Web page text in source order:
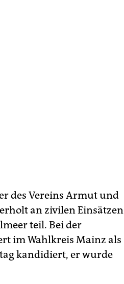
des Vereins Armut und
an zivilen Einsätzen
teil. Bei der
im Wahlkreis Mainz als
kandidiert, er wurde